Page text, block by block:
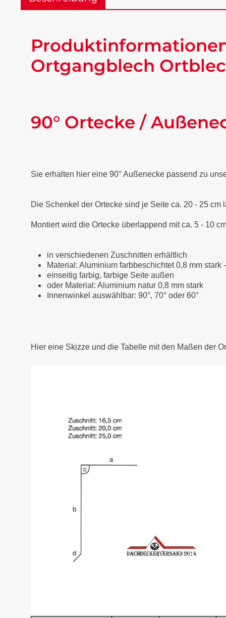
Ortgangblech
90° Ortecke /
Sie erhalten hier eine 90° Außenecke passend zu
Die Schenkel der Ortecke sind je Seite ca. 20 - 25 cm
Montiert wird die Ortecke überlappend mit ca. 5 - 10
in verschiedenen Zuschnitten erhältlich
Material: Aluminium farbbeschichtet 0,8 mm
einseitig farbig, farbige Seite außen
oder Material: Aluminium natur 0,8 mm stark
Innenwinkel auswählbar: 90°, 70° oder 60°
Hier eine Skizze und die Tabelle mit den Maßen der